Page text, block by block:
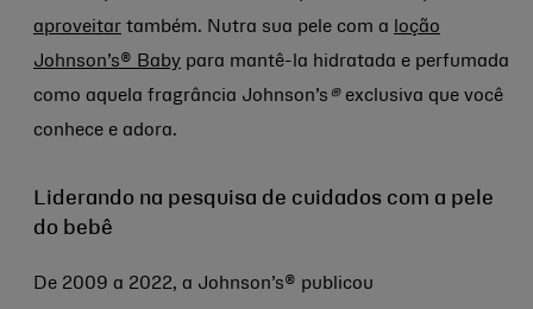
aproveitar também. Nutra sua pele com a loção
Johnson’s® Baby para mantê-la hidratada e perfumada
como aquela fragrância Johnson’s ®exclusiva que você
conhece e adora.
Liderando na pesquisa de cuidados com a pele
do bebê
De 2009 a 2022, a Johnson’s® publicou